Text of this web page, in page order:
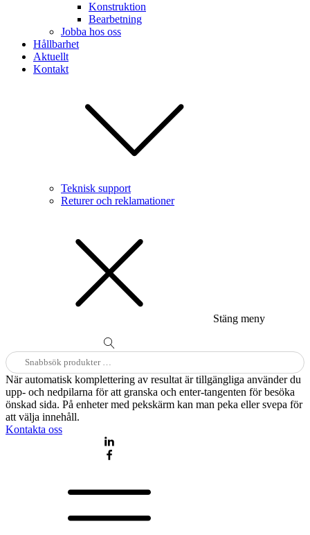
Konstruktion
Bearbetning
Jobba hos oss
Hållbarhet
Aktuellt
Kontakt
Teknisk support
Returer och reklamationer
Stäng meny
Sök
efter:
När automatisk komplettering av resultat är tillgängliga använder du
upp- och nedpilarna för att granska och enter-tangenten för besöka
önskad sida. På enheter med pekskärm kan man peka eller svepa för
att välja innehåll.
Kontakta oss